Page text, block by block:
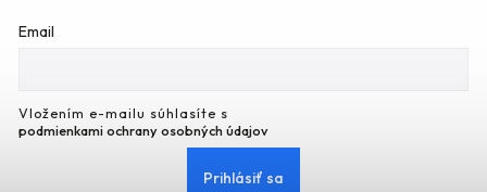
Email
Vložením e-mailu súhlasíte s
podmienkami ochrany osobných údajov
Prihlásiť sa